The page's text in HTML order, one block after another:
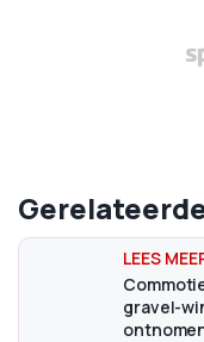
gravel-